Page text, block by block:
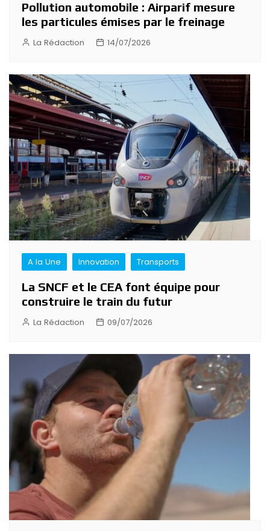
Pollution automobile : Airparif mesure
les particules émises par le freinage
La Rédaction 14/07/2026
A la Une Innovation Transports
La SNCF et le CEA font équipe pour
construire le train du futur
La Rédaction 09/07/2026